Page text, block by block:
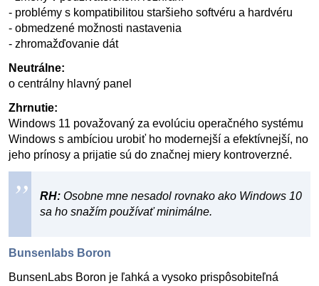
- problémy s kompatibilitou staršieho softvéru a hardvéru
- obmedzené možnosti nastavenia
- zhromažďovanie dát
Neutrálne:
o centrálny hlavný panel
Zhrnutie:
Windows 11 považovaný za evolúciu operačného systému
Windows s ambíciou urobiť ho modernejší a efektívnejší, no
jeho prínosy a prijatie sú do značnej miery kontroverzné.
RH: Osobne mne nesadol rovnako ako Windows 10
sa ho snažím používať minimálne.
Bunsenlabs Boron
BunsenLabs Boron je ľahká a vysoko prispôsobiteľná